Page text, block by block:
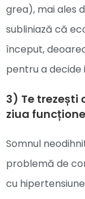
grea), mai ales
subliniază că
început,
pentru a decide
3) Te trezești
ziua
Somnul
problemă de
cu